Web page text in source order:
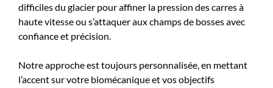
difficiles du glacier pour affiner la pression des carres à
haute vitesse ou s’attaquer aux champs de bosses avec
confiance et précision.
Notre approche est toujours personnalisée, en mettant
l’accent sur votre biomécanique et vos objectifs